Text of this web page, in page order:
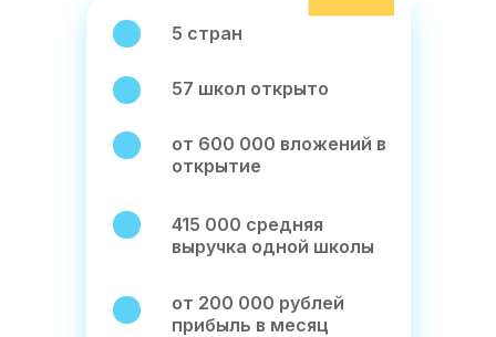
5 стран
57 школ открыто
от 600 000 вложений в
открытие
415 000 средняя
выручка одной школы
от 200 000 рублей
прибыль в месяц